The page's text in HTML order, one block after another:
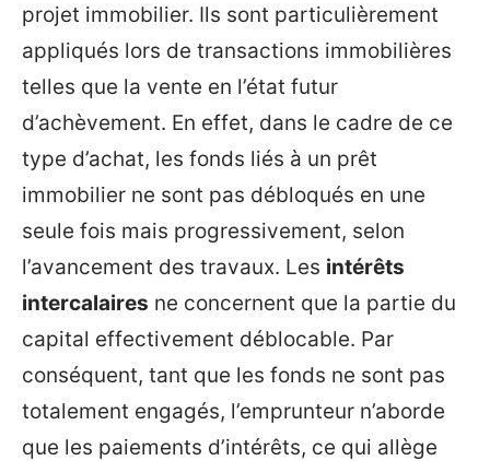
projet immobilier. Ils sont particulièrement
appliqués lors de transactions immobilières
telles que la vente en l’état futur
d’achèvement. En effet, dans le cadre de ce
type d’achat, les fonds liés à un prêt
immobilier ne sont pas débloqués en une
seule fois mais progressivement, selon
l’avancement des travaux. Les intérêts
intercalaires ne concernent que la partie du
capital effectivement déblocable. Par
conséquent, tant que les fonds ne sont pas
totalement engagés, l’emprunteur n’aborde
que les paiements d’intérêts, ce qui allège